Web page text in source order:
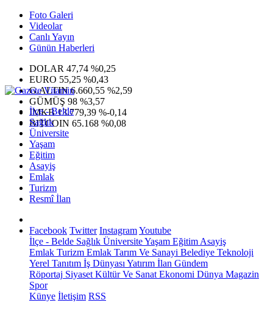
Foto Galeri
Videolar
Canlı Yayın
Günün Haberleri
DOLAR 47,74 %0,25
EURO 55,25 %0,43
G.ALTIN6.660,55 %2,59
GÜMÜŞ 98 %3,57
IMKB13.779,39 %-0,14
BITCOIN 65.168 %0,08
İlçe - Belde
Sağlık
Üniversite
Yaşam
Eğitim
Asayiş
Emlak
Turizm
Resmî İlan
Facebook Twitter InstagramYoutube
İlçe - Belde Sağlık ÜniversiteYaşam Eğitim Asayiş
Emlak Turizm Emlak Tarım Ve Sanayi Belediye Teknoloji
Yerel Tanıtım İş Dünyası Yatırım İlan Gündem
Röportaj Siyaset Kültür Ve Sanat Ekonomi Dünya Magazin
Spor
Künye İletişim RSS